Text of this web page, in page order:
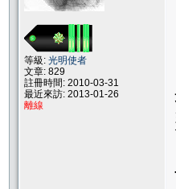
等級: 光明使者
文章: 829
註冊時間: 2010-03-31
最近來訪: 2013-01-26
離線